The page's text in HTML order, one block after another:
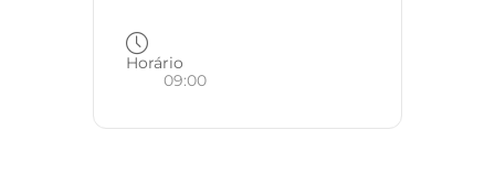
Horário
09:00